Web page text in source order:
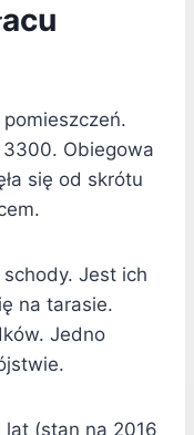
pomieszczeń.
3300. Obiegowa
się od skrótu
Jest ich
na tarasie.
Jedno
lat (stan na 2016